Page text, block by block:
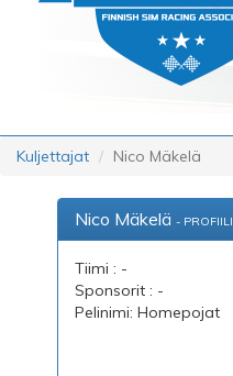
Kuljettajat Nico Mäkelä
Nico Mäkelä- PROFIILI
Tiimi : -
Sponsorit : -
Pelinimi: Homepojat